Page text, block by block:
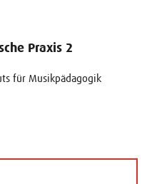
Praxis 2
für Musikpädagogik